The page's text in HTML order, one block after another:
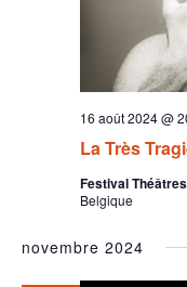
La Très
16 août 2024 @
Festival
Belgique
novembre 2024